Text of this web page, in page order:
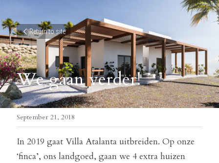
Return to site
We gaan verder!
September 21, 2018
In 2019 gaat Villa Atalanta uitbreiden. Op onze
‘finca’, ons landgoed, gaan we 4 extra huizen